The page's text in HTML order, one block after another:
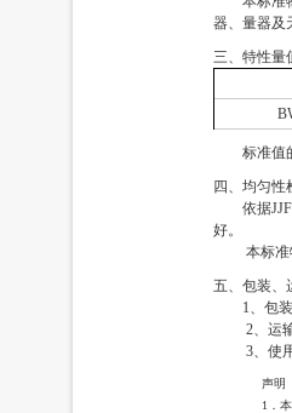
器、量器及
三、特性量
标准值
四、均匀性
依据
好。
本标准物
五、包装、
1、包
2、运输
3、使用
声明
1．